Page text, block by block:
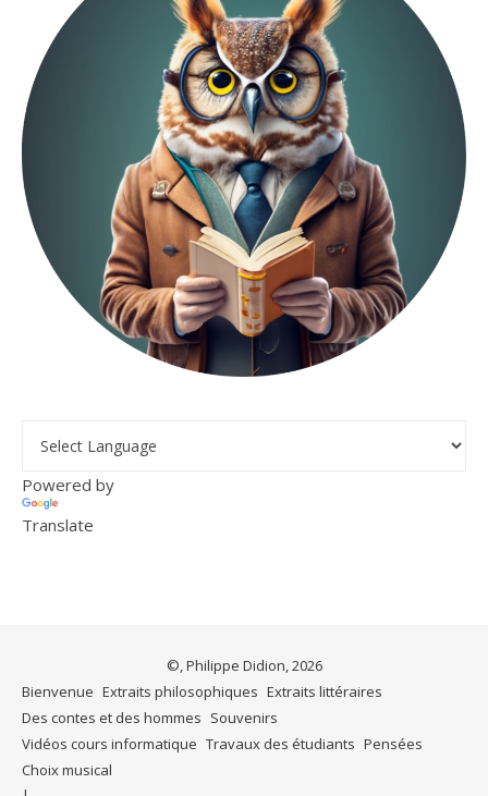
Powered by
Translate
©, Philippe Didion, 2026
Bienvenue Extraits philosophiques Extraits littéraires
Des contes et des hommes Souvenirs
Vidéos cours informatique Travaux des étudiants Pensées
Choix musical